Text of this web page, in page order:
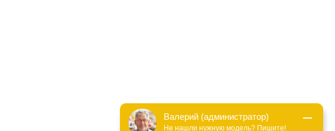
Валерий (администратор)
Не нашли нужную модель? Пишите!